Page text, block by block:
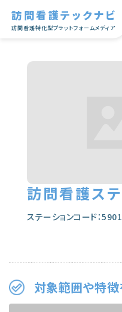
訪問看護テックナビ
訪問看護特化型プラットフォームメディア
訪問看護ス
ステーションコード：
対象範囲や特徴